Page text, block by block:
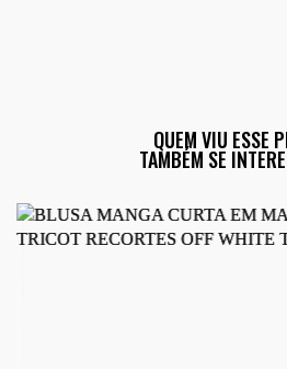
QUEM VIU ESSE
TAMBÉM SE